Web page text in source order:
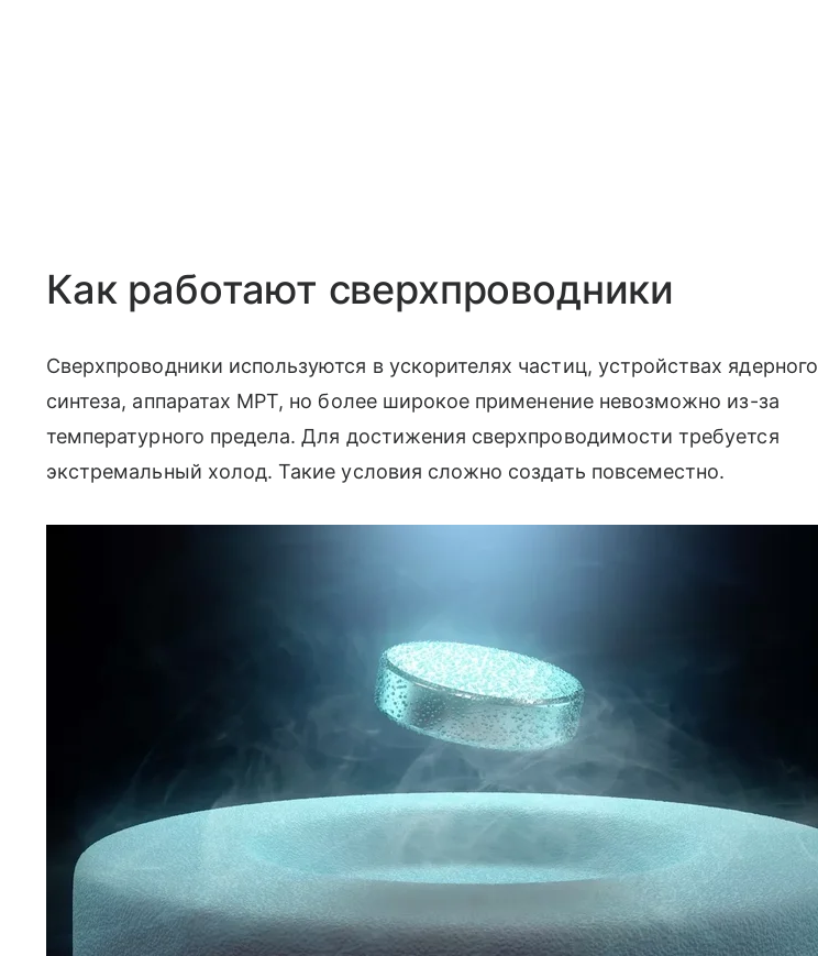
Как работают сверхпроводники
Сверхпроводники используются в ускорителях частиц, устройствах ядерного
синтеза, аппаратах МРТ, но более широкое применение невозможно из-за
температурного предела. Для достижения сверхпроводимости требуется
экстремальный холод. Такие условия сложно создать повсеместно.